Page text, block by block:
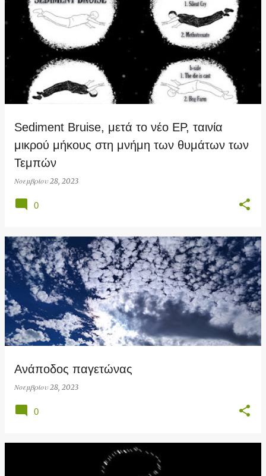
Sediment Bruise, μετά το νέο EP, ταινία
μικρού μήκους στη μνήμη των θυμάτων των
Τεμπών
Νοεμβρίου 28, 2023
0
Ανάποδος παγετώνας
Νοεμβρίου 28, 2023
0